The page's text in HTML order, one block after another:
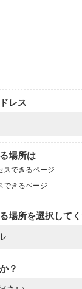
レス
場所は
スできるページ
できるページ
場所を選択して
？